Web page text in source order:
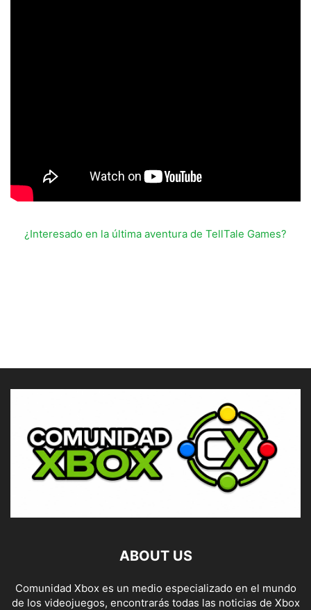
¿Interesado en la última aventura de TellTale Games?
ABOUT US
Comunidad Xbox es un medio especializado en el mundo
de los videojuegos, encontrarás todas las noticias de Xbox